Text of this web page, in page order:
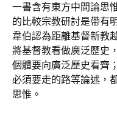
一書含有東方中間論思
的比較宗教研討是帶有
韋伯認為距離基督新教
將基督教看做廣泛歷史
個體要向廣泛歷史看齊
必須要走的路等論述，
思惟。